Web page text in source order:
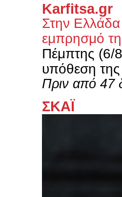
Karfitsa.gr
Στην
εμπρησμό
Πέμπτης (6/
υπόθεση της
Πριν από 47
ΣΚΑΪ